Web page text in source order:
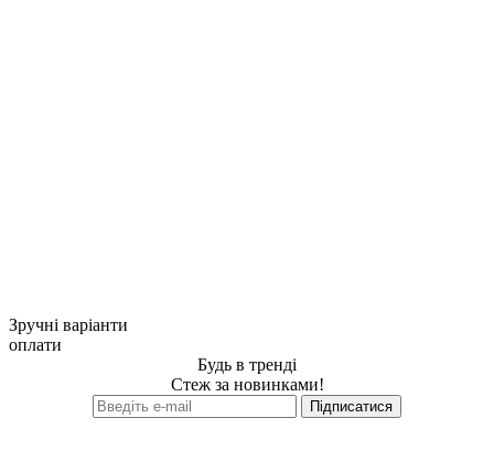
Зручні варіанти
оплати
Будь в тренді
Стеж за новинками!